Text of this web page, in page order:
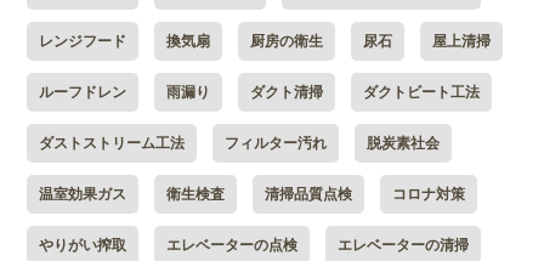
レンジフード 換気扇 厨房の衛生 尿石 屋上清掃
ルーフドレン 雨漏り ダクト清掃 ダクトビート工法
ダストストリーム工法 フィルター汚れ 脱炭素社会
温室効果ガス 衛生検査 清掃品質点検 コロナ対策
やりがい搾取 エレベーターの点検 エレベーターの清掃